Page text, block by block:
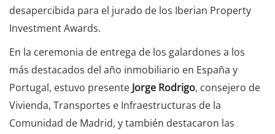
desapercibida para el jurado de los Iberian Property
Investment Awards.
En la ceremonia de entrega de los galardones a los
más destacados del año inmobiliario en España y
Portugal, estuvo presente Jorge Rodrigo, consejero de
Vivienda, Transportes e Infraestructuras de la
Comunidad de Madrid, y también destacaron las